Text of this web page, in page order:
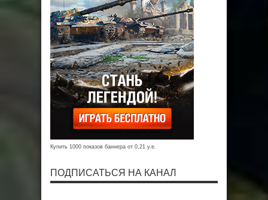
Купить 1000 показов баннера от 0,21 у.е.
ПОДПИСАТЬСЯ НА КАНАЛ